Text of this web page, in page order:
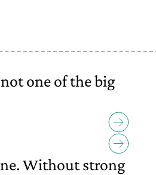
one of the big
Without strong